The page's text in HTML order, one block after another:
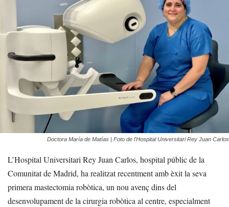
Doctora María de Matías | Foto de l'Hospital Universitari Rey Juan Carlos
L’Hospital Universitari Rey Juan Carlos, hospital públic de la
Comunitat de Madrid, ha realitzat recentment amb èxit la seva
primera mastectomia robòtica, un nou avenç dins del
desenvolupament de la cirurgia robòtica al centre, especialment